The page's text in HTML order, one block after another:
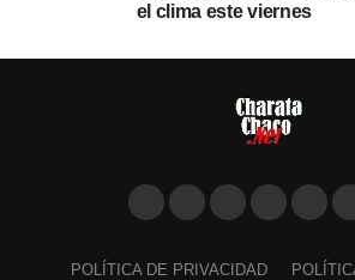
el clima este viernes
POLÍTICA DE PRIVACIDAD